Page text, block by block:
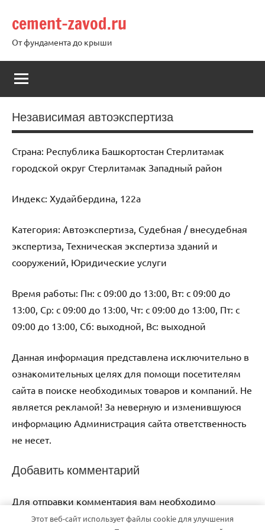
содержимому
cement-zavod.ru
От фундамента до крыши
Независимая автоэкспертиза
Страна: Республика Башкортостан Стерлитамак
городской округ Стерлитамак Западный район
Индекс: Худайбердина, 122а
Категория: Автоэкспертиза, Судебная / внесудебная
экспертиза, Техническая экспертиза зданий и
сооружений, Юридические услуги
Время работы: Пн: с 09:00 до 13:00, Вт: с 09:00 до
13:00, Ср: с 09:00 до 13:00, Чт: с 09:00 до 13:00, Пт: с
09:00 до 13:00, Сб: выходной, Вс: выходной
Данная информация представлена исключительно в
ознакомительных целях для помощи посетителям
сайта в поиске необходимых товаров и компаний. Не
является рекламой! За неверную и изменившуюся
информацию Администрация сайта ответственность
не несет.
Добавить комментарий
Для отправки комментария вам необходимо
авторизоваться
Этот веб-сайт использует файлы cookie для улучшения